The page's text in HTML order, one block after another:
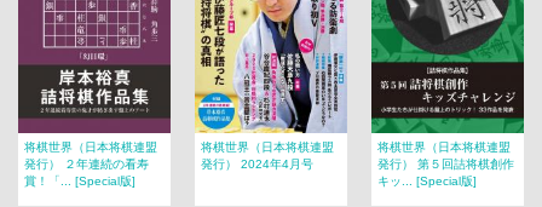
将棋世界（日本将棋連盟
発行） ２年連続の看寿
賞！「... [Special版]
将棋世界（日本将棋連盟
発行） 2024年4月号
将棋世界（日本将棋連盟
発行） 第５回詰将棋創作
キッ... [Special版]